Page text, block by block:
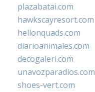
plazabatai.com
hawkscayresort.com
hellonquads.com
diarioanimales.com
decogaleri.com
unavozparadios.com
shoes-vert.com